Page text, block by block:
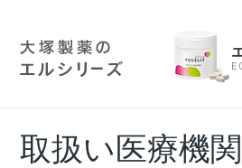
取扱い医療機